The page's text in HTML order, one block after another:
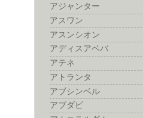
アジャンター
アスワン
アスンシオン
アディスアベバ
アテネ
アトランタ
アブシンベル
アブダビ